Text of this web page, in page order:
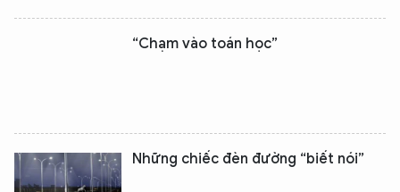
“Chạm vào toán học”
Những chiếc đèn đường “biết nói”
XIN CHÀO,